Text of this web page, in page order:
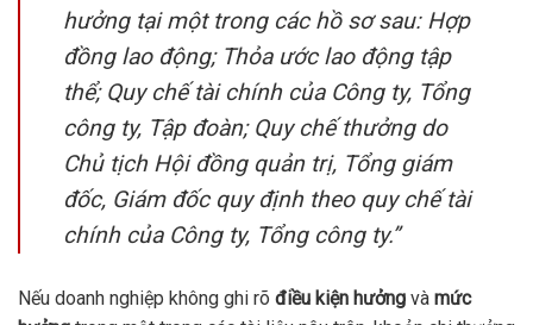
hưởng tại một trong các hồ sơ sau: Hợp
đồng lao động; Thỏa ước lao động tập
thể; Quy chế tài chính của Công ty, Tổng
công ty, Tập đoàn; Quy chế thưởng do
Chủ tịch Hội đồng quản trị, Tổng giám
đốc, Giám đốc quy định theo quy chế tài
chính của Công ty, Tổng công ty.”
Nếu doanh nghiệp không ghi rõ điều kiện hưởng và mức